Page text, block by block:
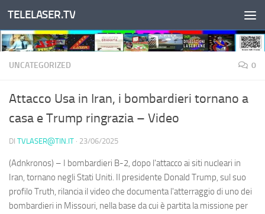
Salta al contenuto
TELELASER.TV
UNCATEGORIZED 0
Attacco Usa in Iran, i bombardieri tornano a
casa e Trump ringrazia – Video
DI TVLASER@TIN.IT · 23/06/2025
(Adnkronos) – I bombardieri B-2, dopo l'attacco ai siti nucleari in
Iran, tornano negli Stati Uniti. Il presidente Donald Trump, sul suo
profilo Truth, rilancia il video che documenta l'atterraggio di uno dei
bombardieri in Missouri, nella base da cui è partita la missione per